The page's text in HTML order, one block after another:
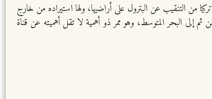
من التنقيب عن البترول على أراضيها، ولها استيراده من خارج
ثم إلى البحر المتوسط، وهو ممر ذو أهمية لا تقل أهميته عن قناة